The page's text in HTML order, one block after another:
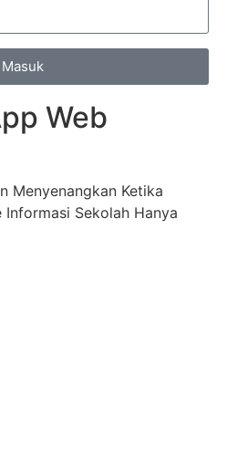
Masuk
Web
Menyenangkan Ketika
Sekolah Hanya